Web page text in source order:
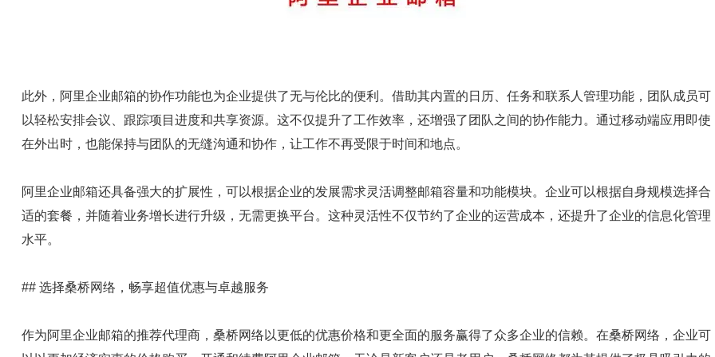
此外，阿里企业邮箱的协作功能也为企业提供了无与伦比的便利。借助其内置的日历、任务和联系人管理功能，团队成员可
以轻松安排会议、跟踪项目进度和共享资源。这不仅提升了工作效率，还增强了团队之间的协作能力。通过移动端应用即使
在外出时，也能保持与团队的无缝沟通和协作，让工作不再受限于时间和地点。
阿里企业邮箱还具备强大的扩展性，可以根据企业的发展需求灵活调整邮箱容量和功能模块。企业可以根据自身规模选择合
适的套餐，并随着业务增长进行升级，无需更换平台。这种灵活性不仅节约了企业的运营成本，还提升了企业的信息化管理
水平。
## 选择桑桥网络，畅享超值优惠与卓越服务
作为阿里企业邮箱的推荐代理商，桑桥网络以更低的优惠价格和更全面的服务赢得了众多企业的信赖。在桑桥网络，企业可